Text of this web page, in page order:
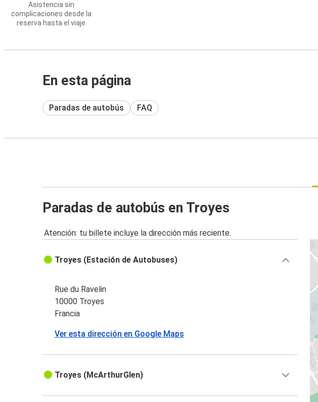
Asistencia sin
complicaciones desde la
reserva hasta el viaje
En esta página
Paradas de autobús FAQ
Paradas de autobús en Troyes
Atención: tu billete incluye la dirección más reciente.
Troyes (Estación de Autobuses)
Rue du Ravelin
10000 Troyes
Francia
Ver esta dirección en Google Maps
Troyes (McArthurGlen)